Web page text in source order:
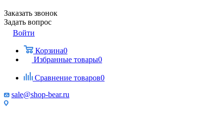
Заказать звонок
Задать вопрос
Войти
Корзина0
Избранные товары0
Сравнение товаров0
sale@shop-bear.ru